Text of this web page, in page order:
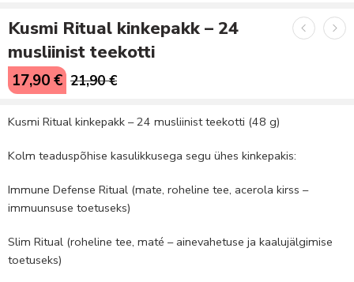
Kusmi Ritual kinkepakk – 24
musliinist teekotti
21,90€
17,90€
Kusmi Ritual kinkepakk – 24 musliinist teekotti (48 g)
Kolm teaduspõhise kasulikkusega segu ühes kinkepakis:
Immune Defense Ritual (mate, roheline tee, acerola kirss –
immuunsuse toetuseks)
Slim Ritual (roheline tee, maté – ainevahetuse ja kaalujälgimise
toetuseks)